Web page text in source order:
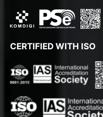
CERTIFIED WITH ISO